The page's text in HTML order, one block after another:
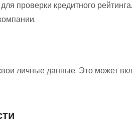
проверки кредитного
личные данные. Это может